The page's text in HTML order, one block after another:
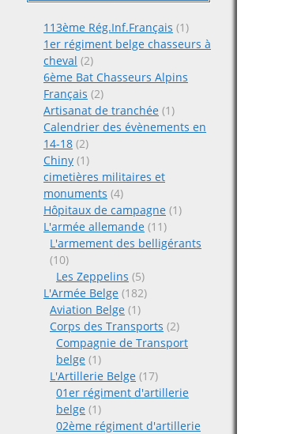
113ème Rég.Inf.Français (1)
1er régiment belge chasseurs à
cheval (2)
6ème Bat Chasseurs Alpins
Français (2)
Artisanat de tranchée (1)
Calendrier des évènements en
14-18 (2)
Chiny (1)
cimetières militaires et
monuments (4)
Hôpitaux de campagne (1)
L'armée allemande (11)
L'armement des belligérants
(10)
Les Zeppelins (5)
L'Armée Belge (182)
Aviation Belge (1)
Corps des Transports (2)
Compagnie de Transport
belge (1)
L'Artillerie Belge (17)
01er régiment d'artillerie
belge (1)
02ème régiment d'artillerie